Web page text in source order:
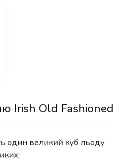
Irish Old Fashioned
один великий куб льоду